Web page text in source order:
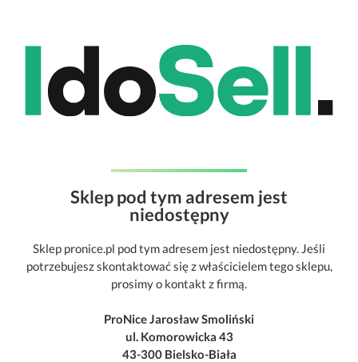
Sklep pod tym adresem jest
niedostępny
Sklep pronice.pl pod tym adresem jest niedostępny. Jeśli
potrzebujesz skontaktować się z właścicielem tego sklepu,
prosimy o kontakt z firmą.
ProNice Jarosław Smoliński
ul. Komorowicka 43
43-300 Bielsko-Biała